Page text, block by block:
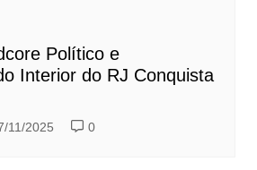
Político e
Interior do RJ Conquista
11/2025 0